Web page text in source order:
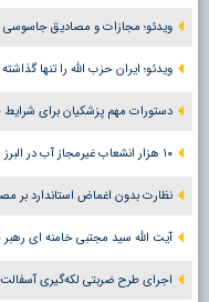
ویدئو؛ مجازات و مصادیق جاسوسی
ویدئو؛ ایران حزب الله را تنها
دستورات مهم پزشکیان برای
۱۰ هزار انشعاب غیرمجاز آب در البرز شناسایی شد
نظارت بدون اغماض استاندارد بر
آیت الله سید مجتبی خامنه ای
اجرای طرح ضربتی لکه‌گیری